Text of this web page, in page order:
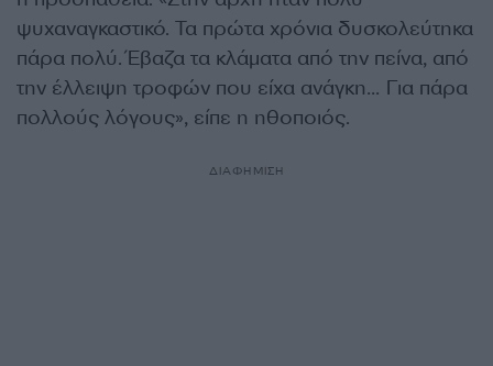
ψυχαναγκαστικό. Τα πρώτα χρόνια δυσκολεύτηκα
πάρα πολύ. Έβαζα τα κλάματα από την πείνα, από
την έλλειψη τροφών που είχα ανάγκη… Για πάρα
πολλούς λόγους», είπε η ηθοποιός.
ΔΙΑΦΗΜΙΣΗ